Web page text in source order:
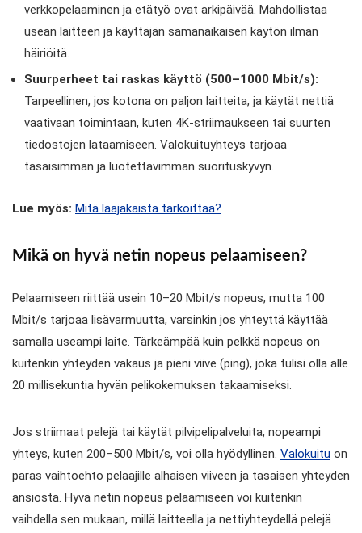
verkkopelaaminen ja etätyö ovat arkipäivää. Mahdollistaa
usean laitteen ja käyttäjän samanaikaisen käytön ilman
häiriöitä.
Suurperheet tai raskas käyttö (500–1000 Mbit/s):
Tarpeellinen, jos kotona on paljon laitteita, ja käytät nettiä
vaativaan toimintaan, kuten 4K-striimaukseen tai suurten
tiedostojen lataamiseen. Valokuituyhteys tarjoaa
tasaisimman ja luotettavimman suorituskyvyn.
Lue myös: Mitä laajakaista tarkoittaa?
Mikä on hyvä netin nopeus pelaamiseen?
Pelaamiseen riittää usein 10–20 Mbit/s nopeus, mutta 100
Mbit/s tarjoaa lisävarmuutta, varsinkin jos yhteyttä käyttää
samalla useampi laite. Tärkeämpää kuin pelkkä nopeus on
kuitenkin yhteyden vakaus ja pieni viive (ping), joka tulisi olla alle
20 millisekuntia hyvän pelikokemuksen takaamiseksi.
Jos striimaat pelejä tai käytät pilvipelipalveluita, nopeampi
yhteys, kuten 200–500 Mbit/s, voi olla hyödyllinen. Valokuitu on
paras vaihtoehto pelaajille alhaisen viiveen ja tasaisen yhteyden
ansiosta. Hyvä netin nopeus pelaamiseen voi kuitenkin
vaihdella sen mukaan, millä laitteella ja nettiyhteydellä pelejä